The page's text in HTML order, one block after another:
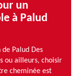
un
à Palud
Palud Des
ou ailleurs, choisir
cheminée est